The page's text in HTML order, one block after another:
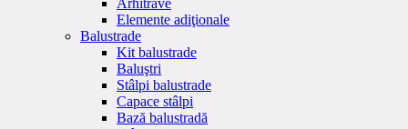
Elemente adiţionale
Balustrade
Kit balustrade
Baluştri
Stâlpi balustrade
Capace stâlpi
Bază balustradă